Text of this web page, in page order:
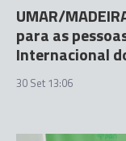
UMAR/
para as
Internacional
30 Set 13:06